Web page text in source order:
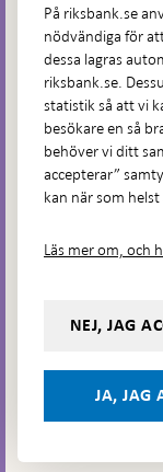
Hitta direkt
Frågor och svar
Till
Presskontakt
Följ oss på
YouTubeDela på:
Facebook
i ny flik
Dela
i ny flik
På riksbank.se
nödvändiga för
dessa lagras
riksbank.se.
statistik så att vi
besökare en så
behöver vi ditt
accepterar”
kan när som
Läs mer om, och
NEJ, JAG
JA, JAG